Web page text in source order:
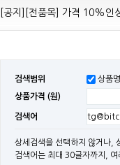
[공지][전품목] 가격 10%인
[공지][민웰] 전품목 가격 조
[민웰] RS 모델 출시
[공지]SMPS 저가형 [기획상
[공지]12W~300W
[공지][민웰] [민웰] 인버터 "
[공지][민웰] LED 방수형
검색범위 상품명
상품가격 (원)
검색어
상세검색을 선택하지 않거나,
검색어는 최대 30글자까지, 여